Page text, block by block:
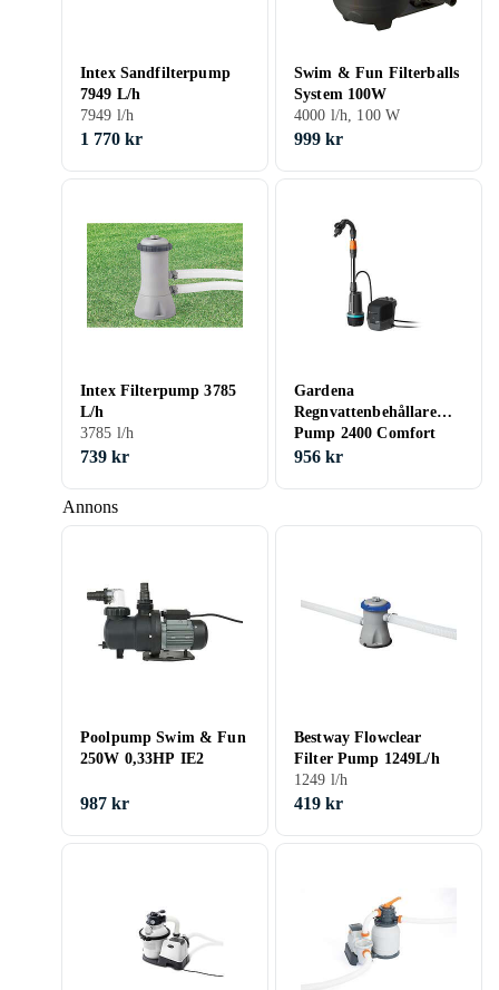
Annons
Intex Sandfilterpump
7949 L/h
7949 l/h
1 770 kr
Swim & Fun Filterballs
System 100W
4000 l/h, 100 W
999 kr
Intex Filterpump 3785
L/h
3785 l/h
739 kr
Gardena
Regnvattenbehållare
Pump 2400 Comfort
18V
956 kr
Poolpump Swim & Fun
250W 0,33HP IE2
987 kr
Bestway Flowclear
Filter Pump 1249L/h
1249 l/h
419 kr